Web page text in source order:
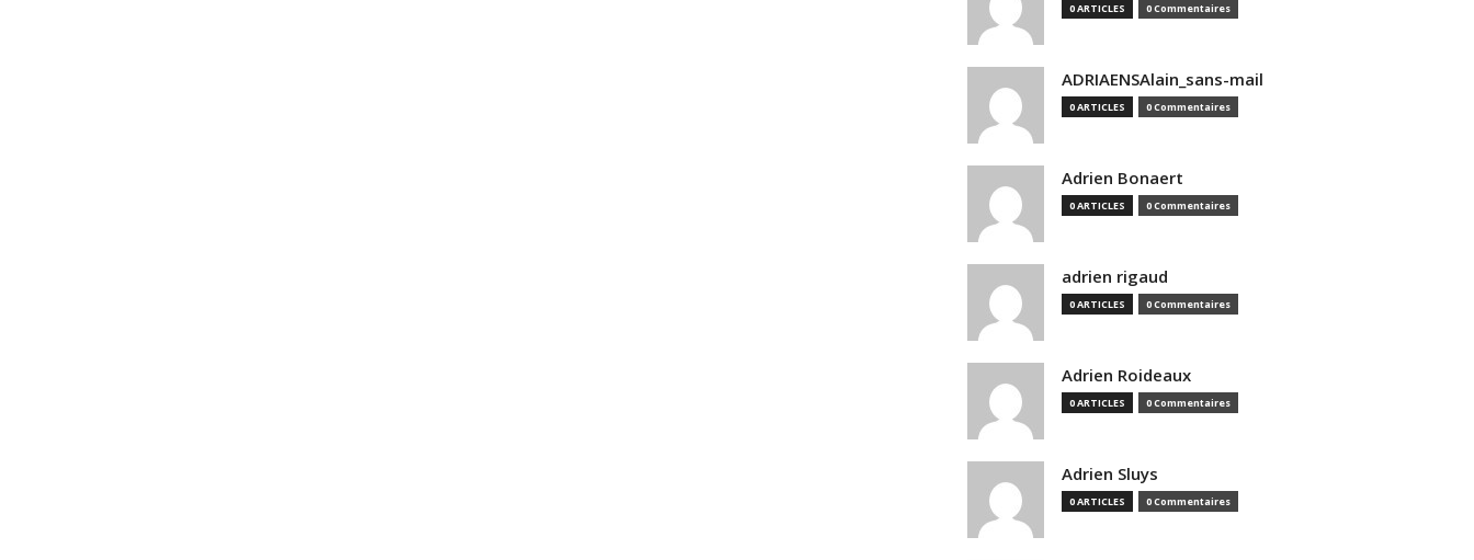
0 ARTICLES 0 Commentaires
ADRIAENSAlain_sans-mail
0 ARTICLES 0 Commentaires
Adrien Bonaert
0 ARTICLES 0 Commentaires
adrien rigaud
0 ARTICLES 0 Commentaires
Adrien Roideaux
0 ARTICLES 0 Commentaires
Adrien Sluys
0 ARTICLES 0 Commentaires